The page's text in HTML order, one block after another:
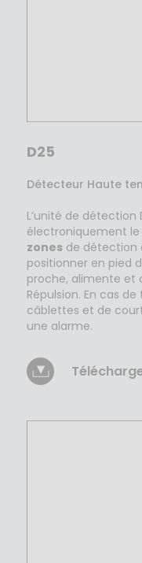
D25
Détecteur Haute
L’unité de
électroniquement
zones de détection
positionner en pied
proche, alimente et
Répulsion. En cas
câblettes et de
une alarme.